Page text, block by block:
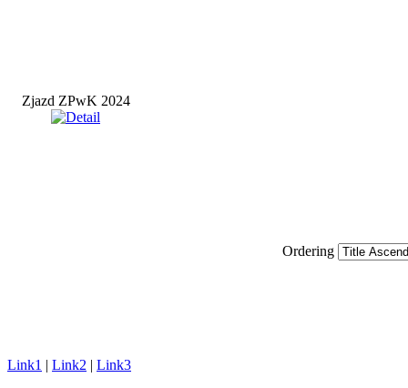
Zjazd ZPwK 2024
Ordering
Link1 | Link2 | Link3